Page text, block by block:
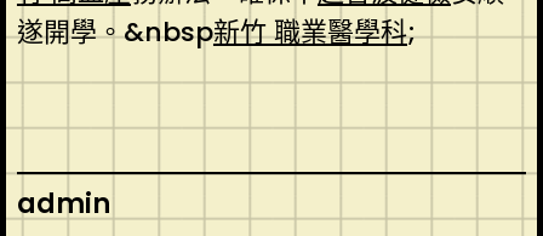
遂開學。&nbsp新竹 職業醫學科;
admin